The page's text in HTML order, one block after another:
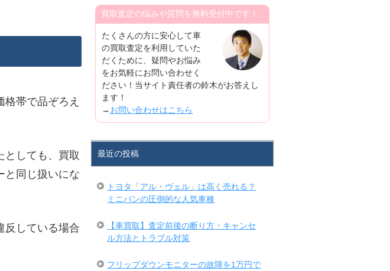
帯で品ぞろえ
としても、買取
と同じ扱いにな
反している場合
買取査定の悩みや質問を無料受付中です！
たくさんの方に安心して車
の買取査定を利用していた
だくために、疑問やお悩み
をお気軽にお問い合わせく
ださい！当サイト責任者の鈴木がお答えし
ます！
→ お問い合わせはこちら
最近の投稿
トヨタ「アル・ヴェル」は高く売れる？
ミニバンの圧倒的な人気車種
【車買取】査定前後の断り方・キャンセ
ル方法とトラブル対策
フリップダウンモニターの故障を1万円で